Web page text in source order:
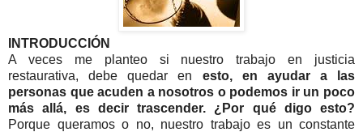
INTRODUCCIÓN
A veces me planteo si nuestro trabajo en justicia
restaurativa, debe quedar en esto, en ayudar a las
personas que acuden a nosotros o podemos ir un poco
más allá, es decir trascender. ¿Por qué digo esto?
Porque queramos o no, nuestro trabajo es un constante